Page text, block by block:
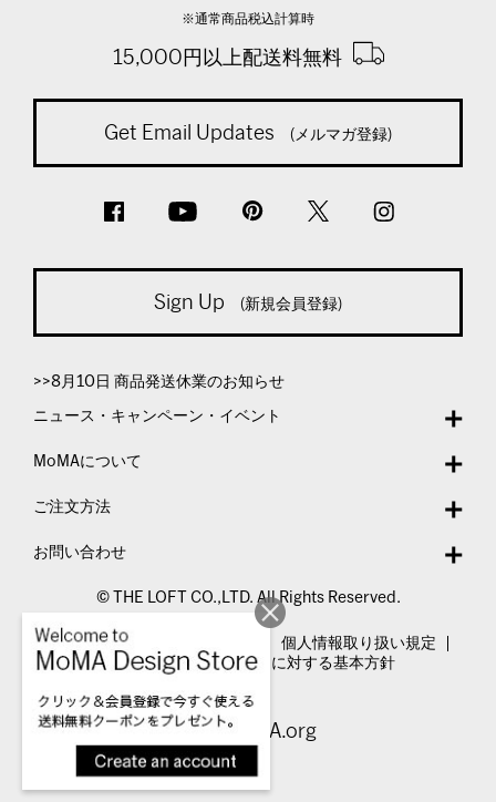
※通常商品税込計算時
15,000円以上配送料無料
Get Email Updates (メルマガ登録)
Sign Up (新規会員登録)
>>8月10日 商品発送休業のお知らせ
ニュース・キャンペーン・イベント
MoMAについて
ご注文方法
お問い合わせ
© THE LOFT CO.,LTD. All Rights Reserved.
特定商取引法表示
個人情報取り扱い規定
カスタマーハラスメントに対する基本方針
Visit MoMA.org